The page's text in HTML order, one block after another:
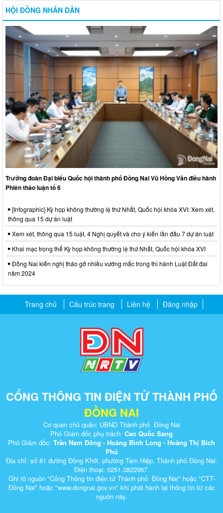
HỘI ĐỒNG NHÂN DÂN
Trưởng đoàn Đại biểu Quốc hội thành phố Đồng Nai Vũ Hồng Văn điều hành
Phiên thảo luận tổ 6
[Infographic] Kỳ họp không thường lệ thứ Nhất, Quốc hội khóa XVI: Xem xét,
thông qua 15 dự án luật
Xem xét, thông qua 15 luật, 4 Nghị quyết và cho ý kiến lần đầu 7 dự án luật
Khai mạc trọng thể Kỳ họp không thường lệ thứ Nhất, Quốc hội khóa XVI
Đồng Nai kiến nghị tháo gỡ nhiều vướng mắc trong thi hành Luật Đất đai
năm 2024
Trang chủ Cấu trúc trang Liên hệ Đăng nhập
CỔNG THÔNG TIN ĐIỆN TỬ THÀNH PHỐ
ĐỒNG NAI
Cơ quan chủ quản: UBND Thành phố Đồng Nai
Phó Giám đốc phụ trách: Cao Quốc Sang
Phó Giám đốc: Trần Nam Đông - Hoàng Bình Long - Hoàng Thị Bích
Phú
Địa chỉ: số 81 đường Đồng Khởi, phường Tam Hiệp, Thành phố Đồng Nai.
Điện thoại: 0251.3822967.
Ghi rõ nguồn "Cổng Thông tin điện tử Thành phố Đồng Nai" hoặc "CTT-
Đồng Nai" hoặc "www.dongnai.g​ov.vn" khi ​phát hành lại thông tin từ các
nguồn này.​